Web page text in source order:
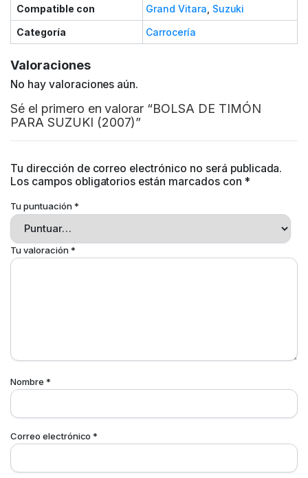
Compatible con
Grand Vitara, Suzuki
Categoría
Carrocería
Valoraciones
No hay valoraciones aún.
Sé el primero en valorar “BOLSA DE TIMÓN
PARA SUZUKI (2007)”
Tu dirección de correo electrónico no será publicada.
Los campos obligatorios están marcados con *
Tu puntuación*
Tu valoración*
Nombre *
Correo electrónico*